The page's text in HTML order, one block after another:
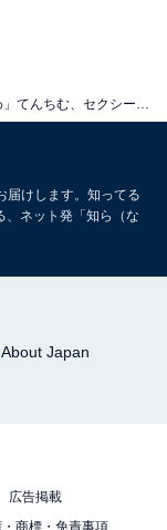
「えろかわ」てんちむ、セクシーなランジェリー姿に「いつも以上にビジュ爆」「可愛いがすぎる」の声
届けします。知ってる
、ネット発「知ら（な
Japan
広告掲載
商標・免責事項